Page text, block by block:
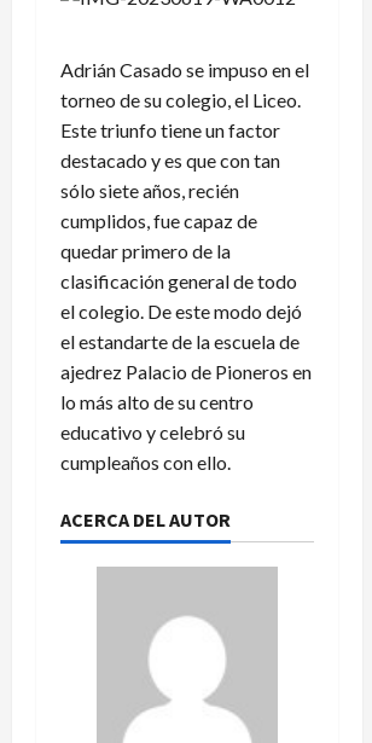
Adrián Casado se impuso en el
torneo de su colegio, el Liceo.
Este triunfo tiene un factor
destacado y es que con tan
sólo siete años, recién
cumplidos, fue capaz de
quedar primero de la
clasificación general de todo
el colegio. De este modo dejó
el estandarte de la escuela de
ajedrez Palacio de Pioneros en
lo más alto de su centro
educativo y celebró su
cumpleaños con ello.
ACERCA DEL AUTOR